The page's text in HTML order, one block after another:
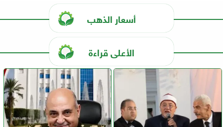
أسعار الذهب
الأعلى قراءة